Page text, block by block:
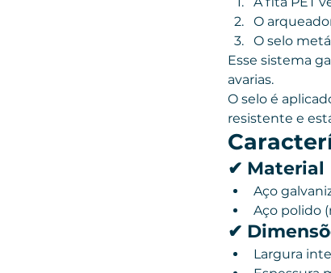
O
O selo
Esse sistema
avarias.
O selo é
resistente e
✔ Material
Aço
Aço polido
✔
Largura